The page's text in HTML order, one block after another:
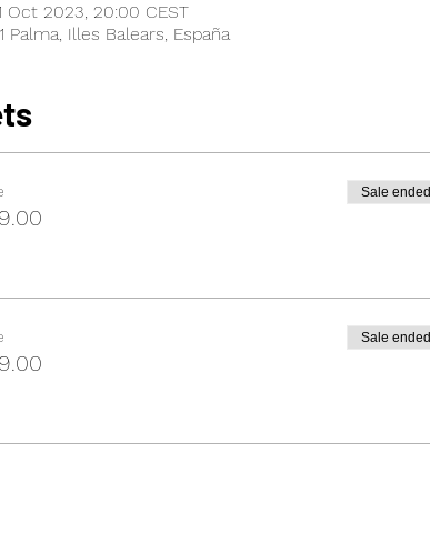
Oct 2023, 20:00 CEST
Palma, Illes Balears, España
Sale ended
Sale ended